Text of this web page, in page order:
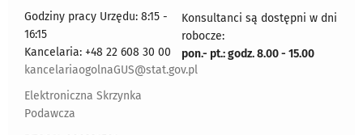
Godziny pracy Urzędu: 8:15 -
16:15
Kancelaria: +48 22 608 30 00
kancelariaogolnaGUS@stat.gov.pl
Elektroniczna Skrzynka
Podawcza
Konsultanci są dostępni w dni
robocze:
pon.- pt.: godz. 8.00 - 15.00